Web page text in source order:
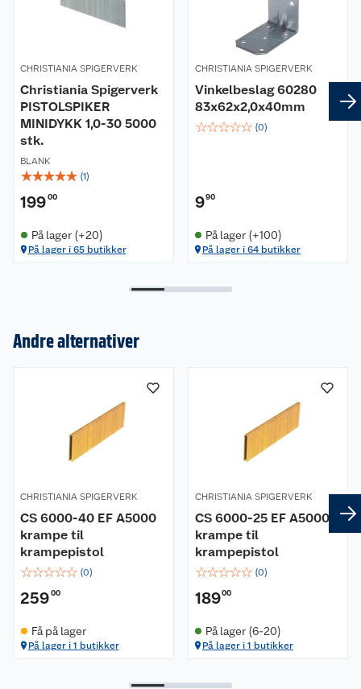
CHRISTIANIA SPIGERVERK
Christiania Spigerverk
PISTOLSPIKER
MINIDYKK 1,0-30 5000
stk.
BLANK
☆☆☆☆☆ (1)
19900
På lager (+20)
På lager i 65 butikker
CHRISTIANIA SPIGERVERK
Vinkelbeslag 60280
83x62x2,0x40mm
☆☆☆☆☆ (0)
990
På lager (+100)
På lager i 64 butikker
Andre alternativer
CHRISTIANIA SPIGERVERK
CS 6000-40 EF A5000
krampe til
krampepistol
☆☆☆☆☆ (0)
25900
Få på lager
På lager i 1 butikker
CHRISTIANIA SPIGERVERK
CS 6000-25 EF A5000
krampe til
krampepistol
☆☆☆☆☆ (0)
18900
På lager (6-20)
På lager i 1 butikker
Kontakt oss
Retur- og angrerett
Reklamasjon
Ofte stilte spørsmål
Leveringstid
Leie tilhenger
Om oss
Våre merkevarer
Våre kjeder
Kjøpsvilkår
Personvern
Cookies
Bærekraft
Lavprisløfte
Åpent kjøp
Retur av el-avfall
Hageinspirasjon
Oppussing med utemaling
Oppussing med innemaling
Et varmere hjem
Gulv